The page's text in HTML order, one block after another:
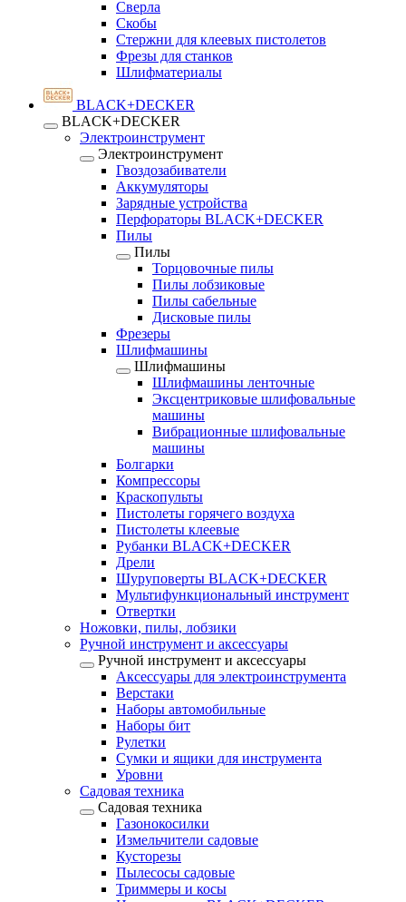
Сверла
Скобы
Стержни для клеевых пистолетов
Фрезы для станков
Шлифматериалы
BLACK+DECKER
BLACK+DECKER
Электроинструмент
Электроинструмент
Гвоздозабиватели
Аккумуляторы
Зарядные устройства
Перфораторы BLACK+DECKER
Пилы
Пилы
Торцовочные пилы
Пилы лобзиковые
Пилы сабельные
Дисковые пилы
Фрезеры
Шлифмашины
Шлифмашины
Шлифмашины ленточные
Эксцентриковые шлифовальные
машины
Вибрационные шлифовальные
машины
Болгарки
Компрессоры
Краскопульты
Пистолеты горячего воздуха
Пистолеты клеевые
Рубанки BLACK+DECKER
Дрели
Шуруповерты BLACK+DECKER
Мультифункциональный инструмент
Отвертки
Ножовки, пилы, лобзики
Ручной инструмент и аксессуары
Ручной инструмент и аксессуары
Аксессуары для электроинструмента
Верстаки
Наборы автомобильные
Наборы бит
Рулетки
Сумки и ящики для инструмента
Уровни
Садовая техника
Садовая техника
Газонокосилки
Измельчители садовые
Кусторезы
Пылесосы садовые
Триммеры и косы